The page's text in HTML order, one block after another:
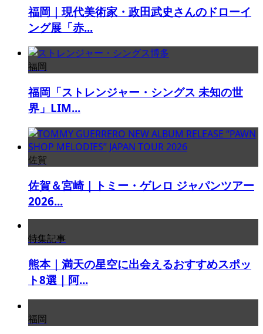
福岡｜現代美術家・政田武史さんのドローイ
ング展「赤...
福岡
福岡「ストレンジャー・シングス 未知の世
界」LIM...
佐賀
佐賀＆宮崎｜トミー・ゲレロ ジャパンツアー
2026...
特集記事
熊本｜満天の星空に出会えるおすすめスポッ
ト8選｜阿...
福岡